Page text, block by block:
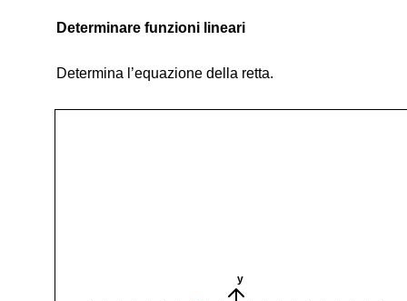
Determinare funzioni lineari
Determina l’equazione della retta.